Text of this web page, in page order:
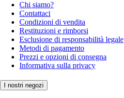
Chi siamo?
Contattaci
Condizioni di vendita
Restituzioni e rimborsi
Esclusione di responsabilità legale
Metodi di pagamento
Prezzi e opzioni di consegna
Informativa sulla privacy
I nostri negozi